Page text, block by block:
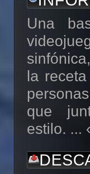
Una
la
que
estilo. ...